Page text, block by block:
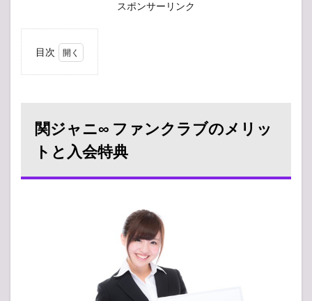
スポンサーリンク
目次
ァン
クラ
ブの
メリ
関ジャニ∞ ファンクラブのメリッ
トと入会特典